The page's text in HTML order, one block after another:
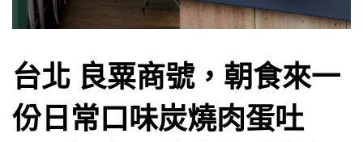
台北 良粟商號，朝食來一
份日常口味炭燒肉蛋吐